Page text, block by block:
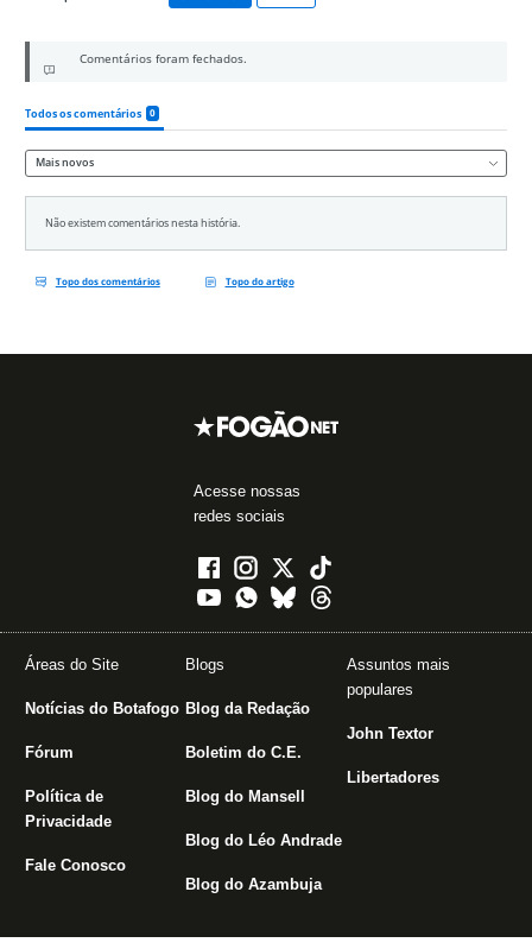
Acesse nossas
redes sociais
Áreas do Site
Notícias do Botafogo
Fórum
Política de
Privacidade
Fale Conosco
Blogs
Blog da Redação
Boletim do C.E.
Blog do Mansell
Blog do Léo Andrade
Blog do Azambuja
Assuntos mais
populares
John Textor
Libertadores